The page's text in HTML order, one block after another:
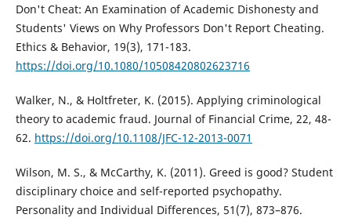
Don't Cheat: An Examination of Academic Dishonesty and
Students' Views on Why Professors Don't Report Cheating.
Ethics & Behavior, 19(3), 171-183.
https://doi.org/10.1080/10508420802623716
Walker, N., & Holtfreter, K. (2015). Applying criminological
theory to academic fraud. Journal of Financial Crime, 22, 48-
62. https://doi.org/10.1108/JFC-12-2013-0071
Wilson, M. S., & McCarthy, K. (2011). Greed is good? Student
disciplinary choice and self-reported psychopathy.
Personality and Individual Differences, 51(7), 873–876.